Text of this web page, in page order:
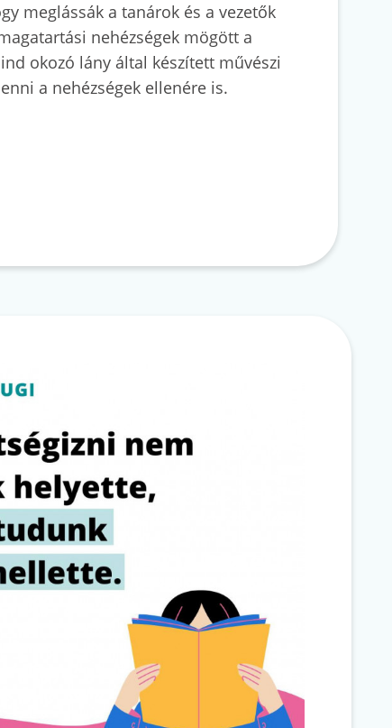
meglássák a tanárok és a vezetők
nehézségek mögött a
okozó lány által készített művészi
a nehézségek ellenére is.